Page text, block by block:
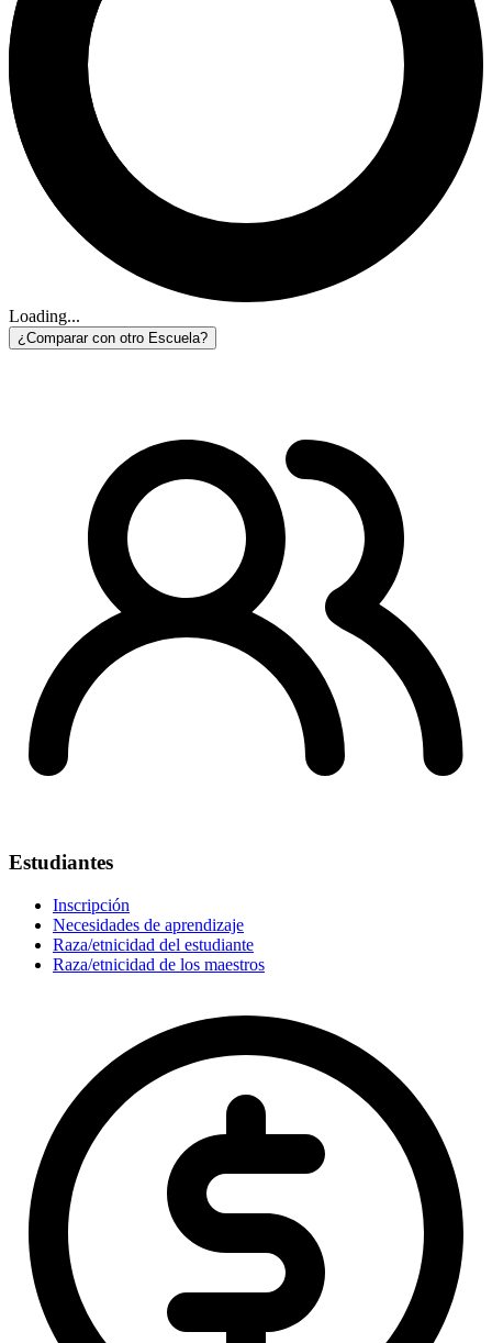
Loading...
¿Comparar con otro Escuela?
Estudiantes
Inscripción
Necesidades de aprendizaje
Raza/etnicidad del estudiante
Raza/etnicidad de los maestros